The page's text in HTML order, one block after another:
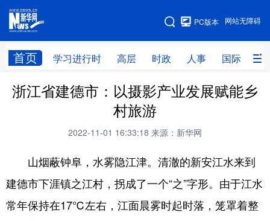
网站无障碍
PC版本
首页 学习进行时 高层 时政 人事 国际 财
网站地图
学习进行时 高层 时政 人事
科技 科创 量子 体育
文化 书画 健康 军事
浙江省建德市：以摄影产业发展赋能乡
村旅游
2022-11-01 16:33:18 来源：新华网
山烟蔽钟阜，水雾隐江津。清澈的新安江水来到
建德市下涯镇之江村，拐成了一个“之”字形。由于江水
常年保持在17℃左右，江面晨雾时起时落，笼罩着整